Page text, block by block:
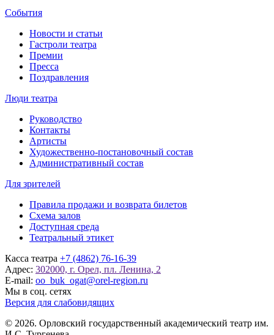
События
Новости и статьи
Гастроли театра
Премии
Пресса
Поздравления
Люди театра
Руководство
Контакты
Артисты
Художественно-постановочный состав
Административный состав
Для зрителей
Правила продажи и возврата билетов
Схема залов
Доступная среда
Театральный этикет
Касса театра +7 (4862) 76-16-39
Адрес: 302000, г. Орел, пл. Ленина, 2
E-mail: oo_buk_ogat@orel-region.ru
Мы в соц. сетях
Версия для слабовидящих
© 2026. Орловский государственный академический театр им.